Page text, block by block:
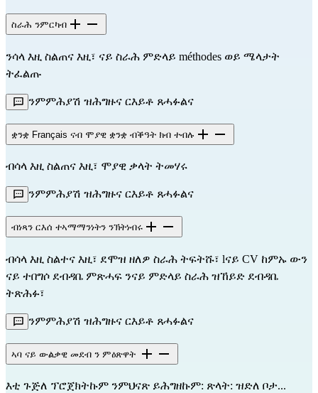
ስራሕ ንምርካብ
ንሳላ እዚ ስልጠና እዚ፣ ናይ ስራሕ ምድላይ méthodes ወይ ሜላታት
ትፈልጡ
ንምምሕያሽ ዝሕግዙና ርእይቶ ጸሓፉልና
ቋንቋ Français ናብ ሞያዊ ቋንቋ ብቕዓት ክብ ተብሉ
ብሳላ እዚ ስልጠና እዚ፣ ሞያዊ ቃላት ትመሃሩ
ንምምሕያሽ ዝሕግዙና ርእይቶ ጸሓፉልና
ብነጻን ርእሰ ተኣማማንነትን ንኽትነብሩ
ብሳላ እዚ ስልተና እዚ፣ ደሞዝ ዘለዎ ስራሕ ትፍትሹ፣ lናይ CV ከምኡ ውን
ናይ ተበግሶ ደብዳቤ ምጽሓፍ ንናይ ምድላይ ስራሕ ዝኸይድ ደብዳቤ
ትጽሕፉ፣
ንምምሕያሽ ዝሕግዙና ርእይቶ ጸሓፉልና
ኣባ ናይ ውልቃዊ መደብ ን ምዕጽዋት
እቲ ጉጅለ ፕሮጀክትኩም ንምህናጽ ይሕግዘኩም: ጽላት: ዝድለ ቦታ...